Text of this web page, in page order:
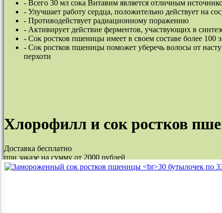
- Всего 30 мл сока Витавим является отличным
- Улучшает работу сердца, положительно действует на
- Противодействует радиационному поражению
- Активирует действие ферментов, участвующих в
- Сок ростков пшеницы имеет в своем составе более 100
- Сок ростков пшеницы поможет уберечь волосы от
перхоти
Хлорофилл и сок ростков
Доставка бесплатно
при заказе на сумму от 2000 рублей